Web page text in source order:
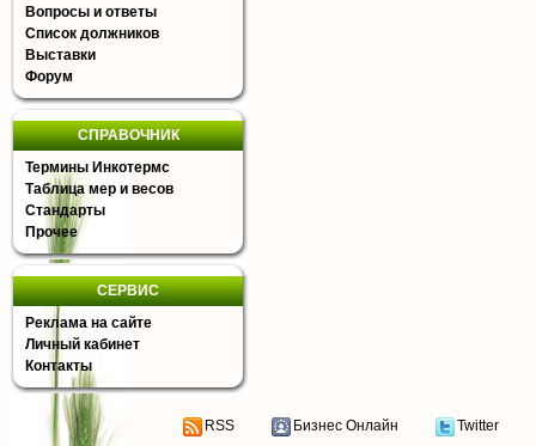
Вопросы и ответы
Список должников
Выставки
Форум
СПРАВОЧНИК
Термины Инкотермс
Таблица мер и весов
Стандарты
Прочее
СЕРВИС
Реклама на сайте
Личный кабинет
Контакты
RSS Бизнес Онлайн Twitter